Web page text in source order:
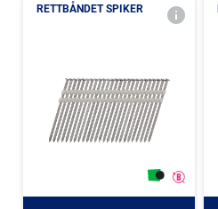
RETTBÅNDET SPIKER